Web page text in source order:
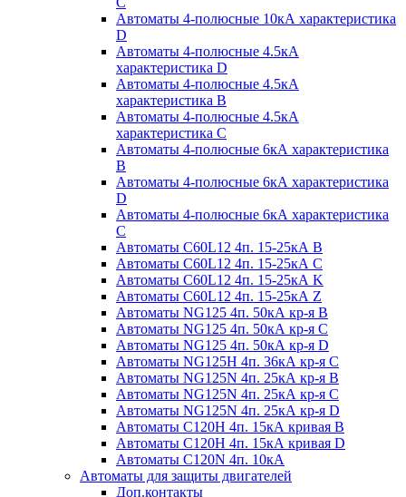
Автоматы 4-полюсные 10кА характеристика
D
Автоматы 4-полюсные 4.5кА
характеристика D
Автоматы 4-полюсные 4.5кА
характеристика В
Автоматы 4-полюсные 4.5кА
характеристика С
Автоматы 4-полюсные 6кА характеристика
B
Автоматы 4-полюсные 6кА характеристика
D
Автоматы 4-полюсные 6кА характеристика
С
Автоматы C60L12 4п. 15-25кА B
Автоматы C60L12 4п. 15-25кА C
Автоматы C60L12 4п. 15-25кА K
Автоматы C60L12 4п. 15-25кА Z
Автоматы NG125 4п. 50кА кр-я B
Автоматы NG125 4п. 50кА кр-я C
Автоматы NG125 4п. 50кА кр-я D
Автоматы NG125H 4п. 36кА кр-я C
Автоматы NG125N 4п. 25кА кр-я B
Автоматы NG125N 4п. 25кА кр-я C
Автоматы NG125N 4п. 25кА кр-я D
Автоматы С120H 4п. 15кА кривая B
Автоматы С120H 4п. 15кА кривая D
Автоматы С120N 4п. 10кА
Автоматы для защиты двигателей
Доп.контакты